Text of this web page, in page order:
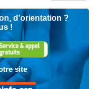
d'orientation ?
!
site